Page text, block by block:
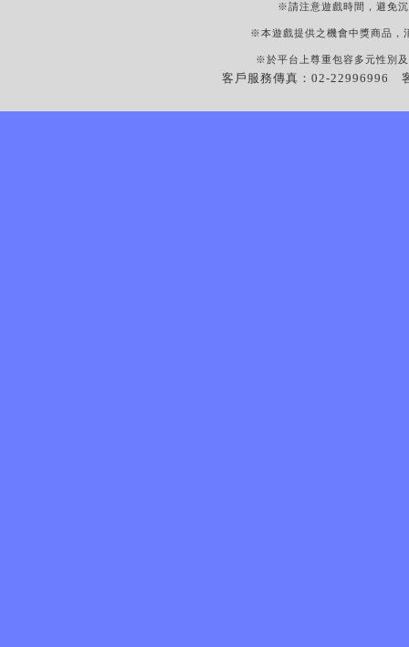
※請注意遊戲時間，避免
※本遊戲提供之機會中獎商品，
※於平台上尊重包容多元性別
客戶服務傳真：02-22996996